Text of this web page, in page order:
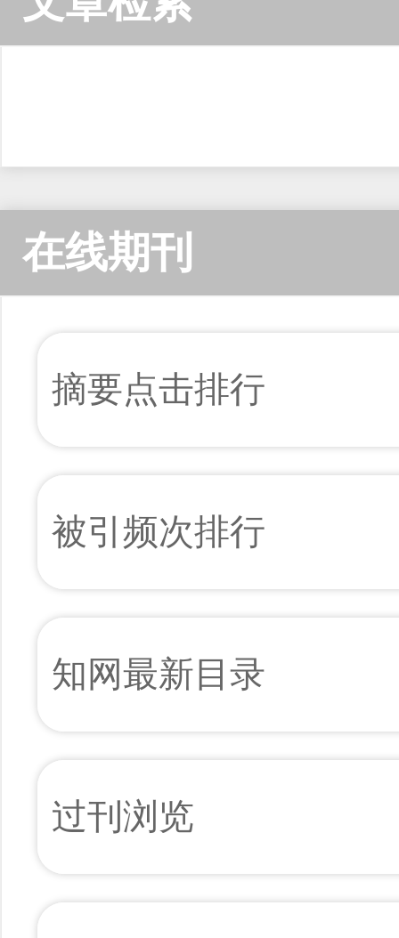
在线期刊
摘要点击排行
被引频次排行
知网最新目录
过刊浏览